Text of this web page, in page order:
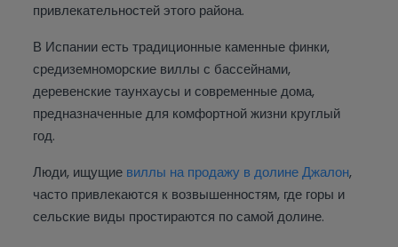
привлекательностей этого района.
В Испании есть традиционные каменные финки,
средиземноморские виллы с бассейнами,
деревенские таунхаусы и современные дома,
предназначенные для комфортной жизни круглый
год.
Люди, ищущие виллы на продажу в долине Джалон,
часто привлекаются к возвышенностям, где горы и
сельские виды простираются по самой долине.